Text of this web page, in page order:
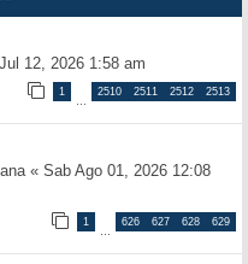
12, 2026 1:58 am
1
…
2510 2511 2512 2513
« Sab Ago 01, 2026 12:08
1
…
626 627 628 629